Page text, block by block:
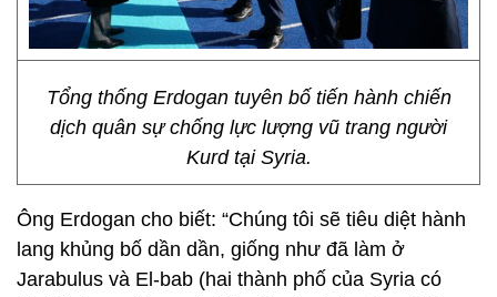
Tổng thống Erdogan tuyên bố tiến hành chiến
dịch quân sự chống lực lượng vũ trang người
Kurd tại Syria.
Ông Erdogan cho biết: “Chúng tôi sẽ tiêu diệt hành
lang khủng bố dần dần, giống như đã làm ở
Jarabulus và El-bab (hai thành phố của Syria có